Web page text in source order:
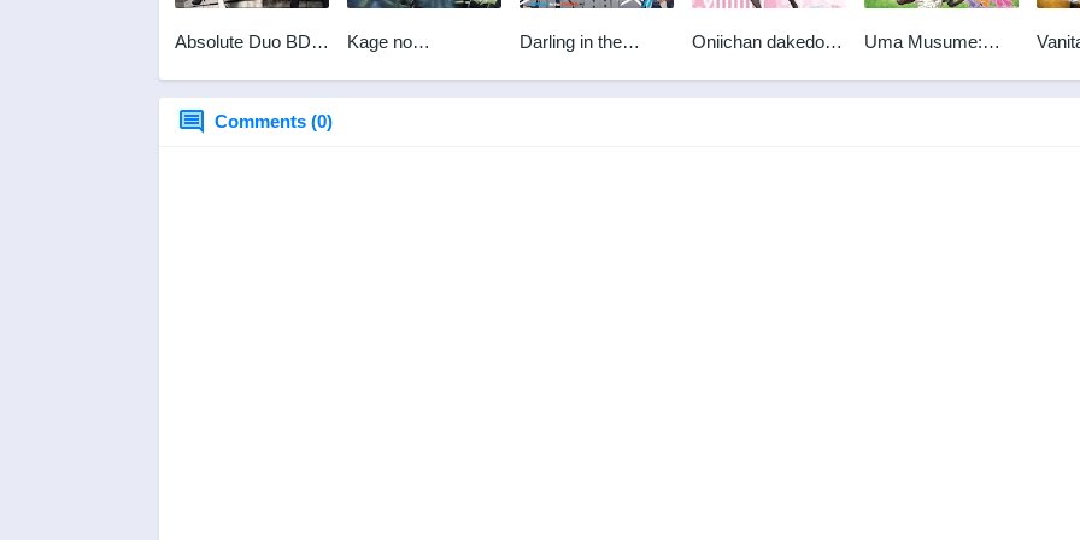
Absolute Duo BD
Kage no
Darling in the
Oniichan dakedo Ai
Uma Musume:
Comments (0)